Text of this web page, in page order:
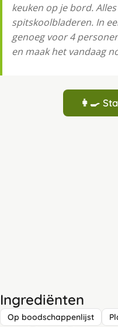
keuken op je bord.
spitskoolbladeren. In
genoeg voor 4
en maak het vandaag
👩‍🍳
Ingrediënten
Op boodschappenlijst